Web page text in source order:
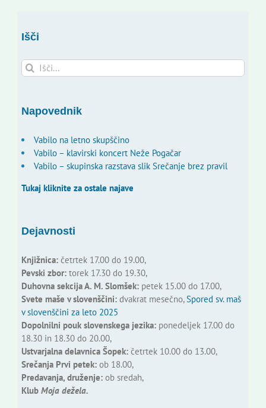
Išči
Search
for:
Napovednik
Vabilo na letno skupščino
Vabilo – klavirski koncert Neže Pogačar
Vabilo – skupinska razstava slik Srečanje brez pravil
Tukaj kliknite za ostale najave
Dejavnosti
Knjižnica:četrtek 17.00 do 19.00,
Pevski zbor:torek 17.30 do 19.30,
Duhovna sekcija A. M. Slomšek:petek 15.00 do 17.00,
Svete maše v slovenščini:dvakrat mesečno,Spored sv. maš
v slovenščini za leto 2025
Dopolnilni pouk slovenskega jezika:ponedeljek 17.00 do
18.30 in 18.30 do 20.00,
Ustvarjalna delavnica Šopek:četrtek 10.00 do 13.00,
Srečanja Prvi petek:ob 18.00,
Predavanja, druženje:ob sredah,
Klub Moja dežela.